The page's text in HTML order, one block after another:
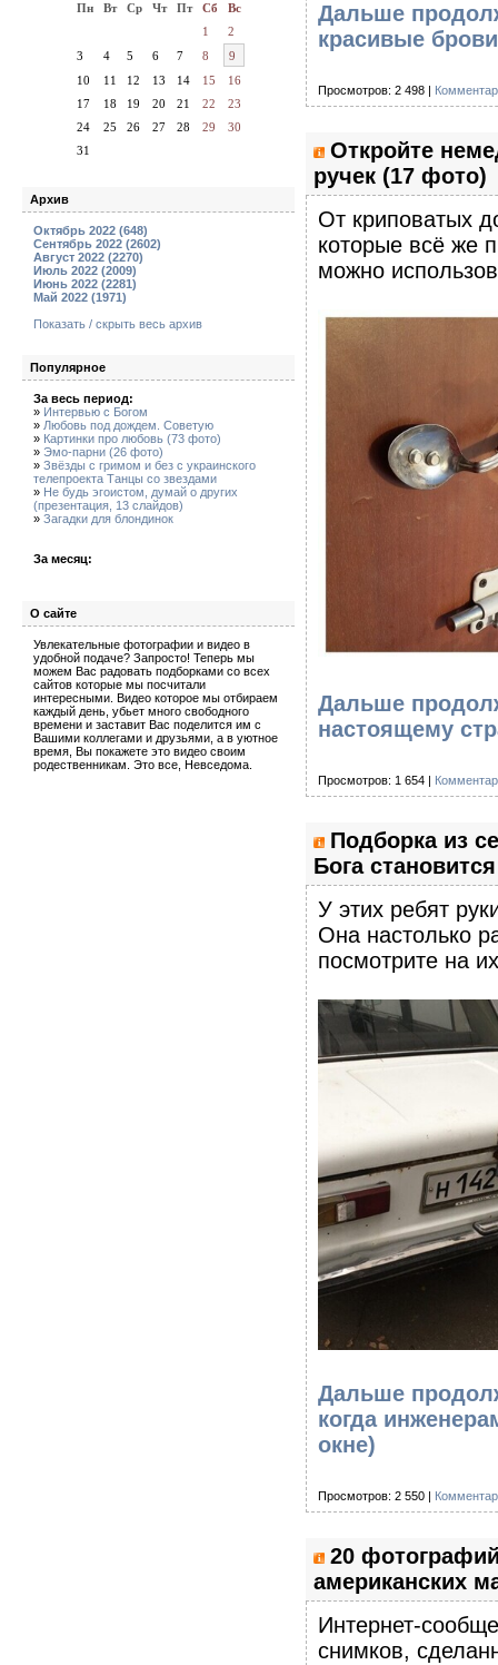
Пн
Вт Ср Чт Пт Сб
Вс
1
2
3
4 5 6 7 8
9
10
11 12 13 14 15
16
17
18 19 20 21 22
23
24
25 26 27 28 29
30
31
Архив
Октябрь 2022 (648)
Сентябрь 2022 (2602)
Август 2022 (2270)
Июль 2022 (2009)
Июнь 2022 (2281)
Май 2022 (1971)
Показать / скрыть весь архив
Популярное
За весь период:
» Интервью с Богом
» Любовь под дождем. Советую
» Картинки про любовь (73 фото)
» Эмо-парни (26 фото)
» Звёзды с гримом и без с украинского
телепроекта Танцы со звездами
» Не будь эгоистом, думай о других
(презентация, 13 слайдов)
» Загадки для блондинок
За месяц:
О сайте
Увлекательные фотографии и видео в
удобной подаче? Запросто! Теперь мы
можем Вас радовать подборками со всех
сайтов которые мы посчитали
интересными. Видео которое мы отбираем
каждый день, убьет много свободного
времени и заставит Вас поделится им с
Вашими коллегами и друзьями, а в уютное
время, Вы покажете это видео своим
родественникам. Это все, Невседома.
Дальше
красивые
Просмотров: 2 498 |
Откройте
ручек (17 фото)
От криповатых
которые всё же
можно
Дальше
настоящему
Просмотров: 1 654 |
Подборка из
Бога
У этих ребят
Она настолько
посмотрите на
Дальше
когда
окне)
Просмотров: 2 550 |
20
американских
Интернет-
снимков,